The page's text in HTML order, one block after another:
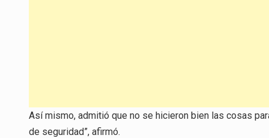
Así mismo, admitió que no se hicieron bien las cosas
de seguridad”, afirmó.